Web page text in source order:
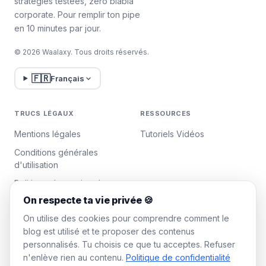
c'est peut-être un signe qu'elle vous a
supprimé de ses contacts. Soyez attentif
à ces petits indices ! 👀
méthode infaillible et directe pour savoir qui
vous a supprimé. Soyez attentifs... 🕵️‍♂️🔍
corporate. Pour remplir ton pipe
en 10 minutes par jour.
© 2026 Waalaxy. Tous droits réservés.
🇫🇷Français
TRUCS LÉGAUX
Mentions légales
Conditions générales
d'utilisation
Politique de gestion des
données
Gérer les cookies
RESSOURCES
Tutoriels Vidéos
WAALAXY
On respecte ta vie privée 🍪
On utilise des cookies pour comprendre comment le
blog est utilisé et te proposer des contenus
personnalisés. Tu choisis ce que tu acceptes. Refuser
n'enlève rien au contenu. Politique de confidentialité